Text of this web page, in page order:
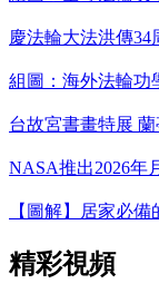
慶法輪大法洪傳34
組圖：海外法輪功
台故宮書畫特展
NASA推出2026年
【圖解】居家必
精彩視頻